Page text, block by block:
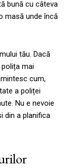
bună cu câteva
masă unde încă
tău. Dacă
mai
cum,
a poliței
Nu e nevoie
din a planifica